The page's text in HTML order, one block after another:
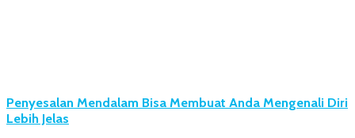
Penyesalan Mendalam Bisa Membuat Anda Mengenali Diri
Lebih Jelas